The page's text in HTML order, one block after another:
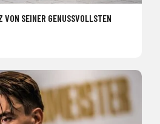
VON SEINER GENUSSVOLLSTEN